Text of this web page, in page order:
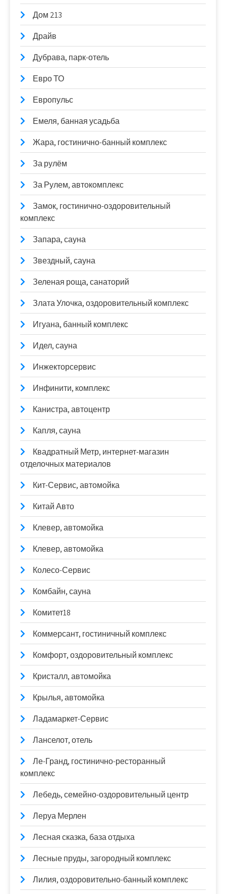
Дом 213
Драйв
Дубрава, парк-отель
Евро ТО
Европульс
Емеля, банная усадьба
Жара, гостинично-банный комплекс
За рулём
За Рулем, автокомплекс
Замок, гостинично-оздоровительный
комплекс
Запара, сауна
Звездный, сауна
Зеленая роща, санаторий
Злата Улочка, оздоровительный комплекс
Игуана, банный комплекс
Идел, сауна
Инжекторсервис
Инфинити, комплекс
Канистра, автоцентр
Капля, сауна
Квадратный Метр, интернет-магазин
отделочных материалов
Кит-Сервис, автомойка
Китай Авто
Клевер, автомойка
Клевер, автомойка
Колесо-Сервис
Комбайн, сауна
Комитет18
Коммерсант, гостиничный комплекс
Комфорт, оздоровительный комплекс
Кристалл, автомойка
Крылья, автомойка
Ладамаркет-Сервис
Ланселот, отель
Ле-Гранд, гостинично-ресторанный
комплекс
Лебедь, семейно-оздоровительный центр
Леруа Мерлен
Лесная сказка, база отдыха
Лесные пруды, загородный комплекс
Лилия, оздоровительно-банный комплекс